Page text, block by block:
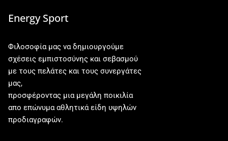
Energy Sport
Φιλοσοφία μας να δημιουργούμε
σχέσεις εμπιστοσύνης και σεβασμού
με τους πελάτες και τους συνεργάτες
μας,
προσφέροντας μια μεγάλη ποικιλία
απο επώνυμα αθλητικά είδη υψηλών
προδιαγραφών.